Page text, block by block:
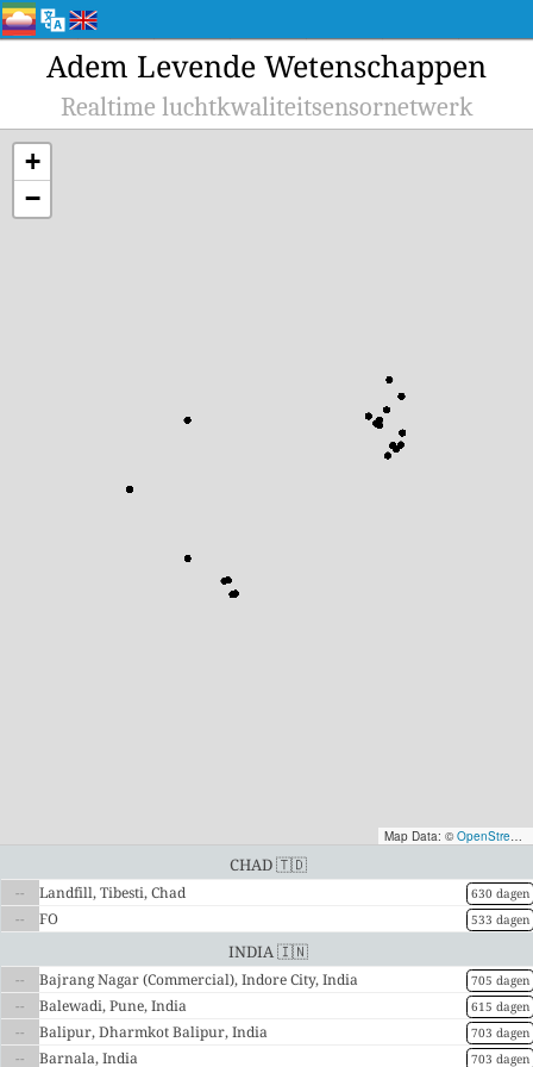
Adem Levende Wetenschappen
Realtime luchtkwaliteitsensornetwerk
+
−
Map Data: © OpenStreetMap contributors
Chad 🇹🇩
-- 630 dagen
Landfill, Tibesti, Chad
--
533 dagen
FO
India 🇮🇳
-- 705 dagen
Bajrang Nagar (Commercial), Indore City, India
--
615 dagen
Balewadi, Pune, India
--
703 dagen
Balipur, Dharmkot Balipur, India
--
703 dagen
Barnala, India